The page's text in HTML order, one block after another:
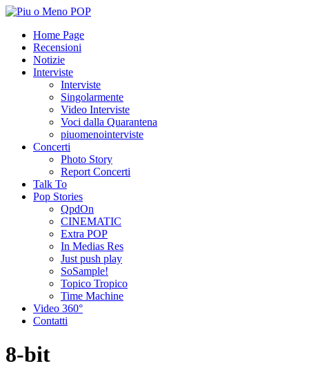
Home Page
Recensioni
Notizie
Interviste
Interviste
Singolarmente
Video Interviste
Voci dalla Quarantena
piuomenointerviste
Concerti
Photo Story
Report Concerti
Talk To
Pop Stories
QpdOn
CINEMATIC
Extra POP
In Medias Res
Just push play
SoSample!
Topico Tropico
Time Machine
Video 360°
Contatti
8-bit